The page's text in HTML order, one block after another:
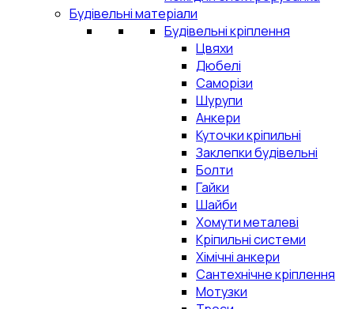
Будівельні матеріали
Будівельні кріплення
Цвяхи
Дюбелі
Саморізи
Шурупи
Анкери
Куточки кріпильні
Заклепки будівельні
Болти
Гайки
Шайби
Хомути металеві
Кріпильні системи
Хімічні анкери
Сантехнічне кріплення
Мотузки